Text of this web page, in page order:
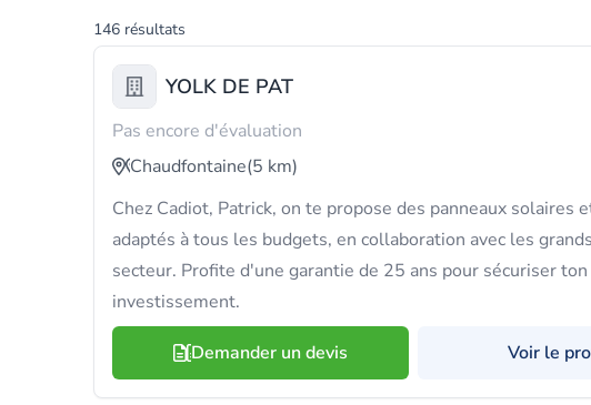
146 résultats
YOLK DE PAT
Pas encore d'évaluation
Chaudfontaine(5 km)
Chez Cadiot, Patrick, on te propose des panneaux solaires
adaptés à tous les budgets, en collaboration avec les
secteur. Profite d'une garantie de 25 ans pour sécuriser ton
investissement.
Demander un devis Voir le